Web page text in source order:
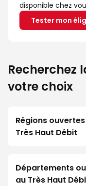
disponible chez
Tester mon
Recherchez
votre choix
Régions
Très Haut Débit
Départements
au Très Haut